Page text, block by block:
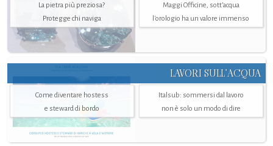
La pietra più preziosa?
Protegge chi naviga
Maggi Officine, sott’acqua
l'orologio ha un valore immenso
LAVORI SULL’ACQUA
Come diventare hostess
e steward di bordo
Italsub: sommersi dal lavoro
non è solo un modo di dire